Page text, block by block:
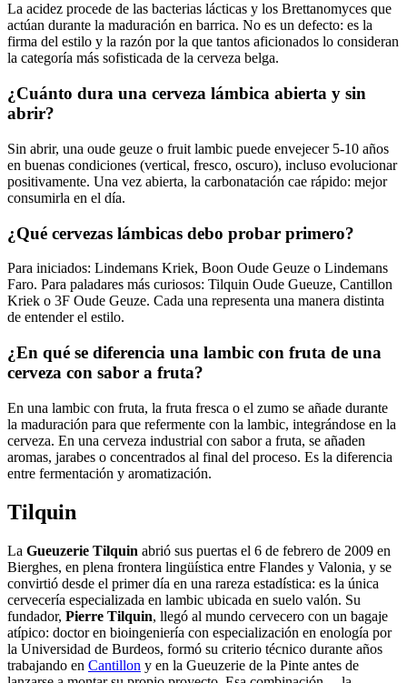
La acidez procede de las bacterias lácticas y los Brettanomyces que
actúan durante la maduración en barrica. No es un defecto: es la
firma del estilo y la razón por la que tantos aficionados lo consideran
la categoría más sofisticada de la cerveza belga.
¿Cuánto dura una cerveza lámbica abierta y sin
abrir?
Sin abrir, una oude geuze o fruit lambic puede envejecer 5-10 años
en buenas condiciones (vertical, fresco, oscuro), incluso evolucionar
positivamente. Una vez abierta, la carbonatación cae rápido: mejor
consumirla en el día.
¿Qué cervezas lámbicas debo probar primero?
Para iniciados: Lindemans Kriek, Boon Oude Geuze o Lindemans
Faro. Para paladares más curiosos: Tilquin Oude Gueuze, Cantillon
Kriek o 3F Oude Geuze. Cada una representa una manera distinta
de entender el estilo.
¿En qué se diferencia una lambic con fruta de una
cerveza con sabor a fruta?
En una lambic con fruta, la fruta fresca o el zumo se añade durante
la maduración para que refermente con la lambic, integrándose en la
cerveza. En una cerveza industrial con sabor a fruta, se añaden
aromas, jarabes o concentrados al final del proceso. Es la diferencia
entre fermentación y aromatización.
Tilquin
La Gueuzerie Tilquin abrió sus puertas el 6 de febrero de 2009 en
Bierghes, en plena frontera lingüística entre Flandes y Valonia, y se
convirtió desde el primer día en una rareza estadística: es la única
cervecería especializada en lambic ubicada en suelo valón. Su
fundador, Pierre Tilquin, llegó al mundo cervecero con un bagaje
atípico: doctor en bioingeniería con especialización en enología por
la Universidad de Burdeos, formó su criterio técnico durante años
trabajando en Cantillon y en la Gueuzerie de la Pinte antes de